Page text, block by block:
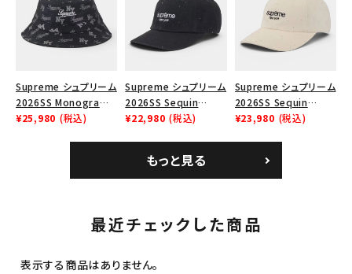
Supreme シュプリーム
2026SS Monogram
Crusher Hat モノグラ
¥25,980 (税込)
Supreme シュプリーム
2026SS Sequin
Denim Classic Logo
6パネルキャップ インデ
ィゴ
¥22,980 (税込)
Supreme シュプリーム
2026SS Sequin
Denim Classic Logo
6パネルキャップ ナチュ
ラル
¥23,980 (税込)
もっと見る
最近チェックした商品
表示する商品はありません。